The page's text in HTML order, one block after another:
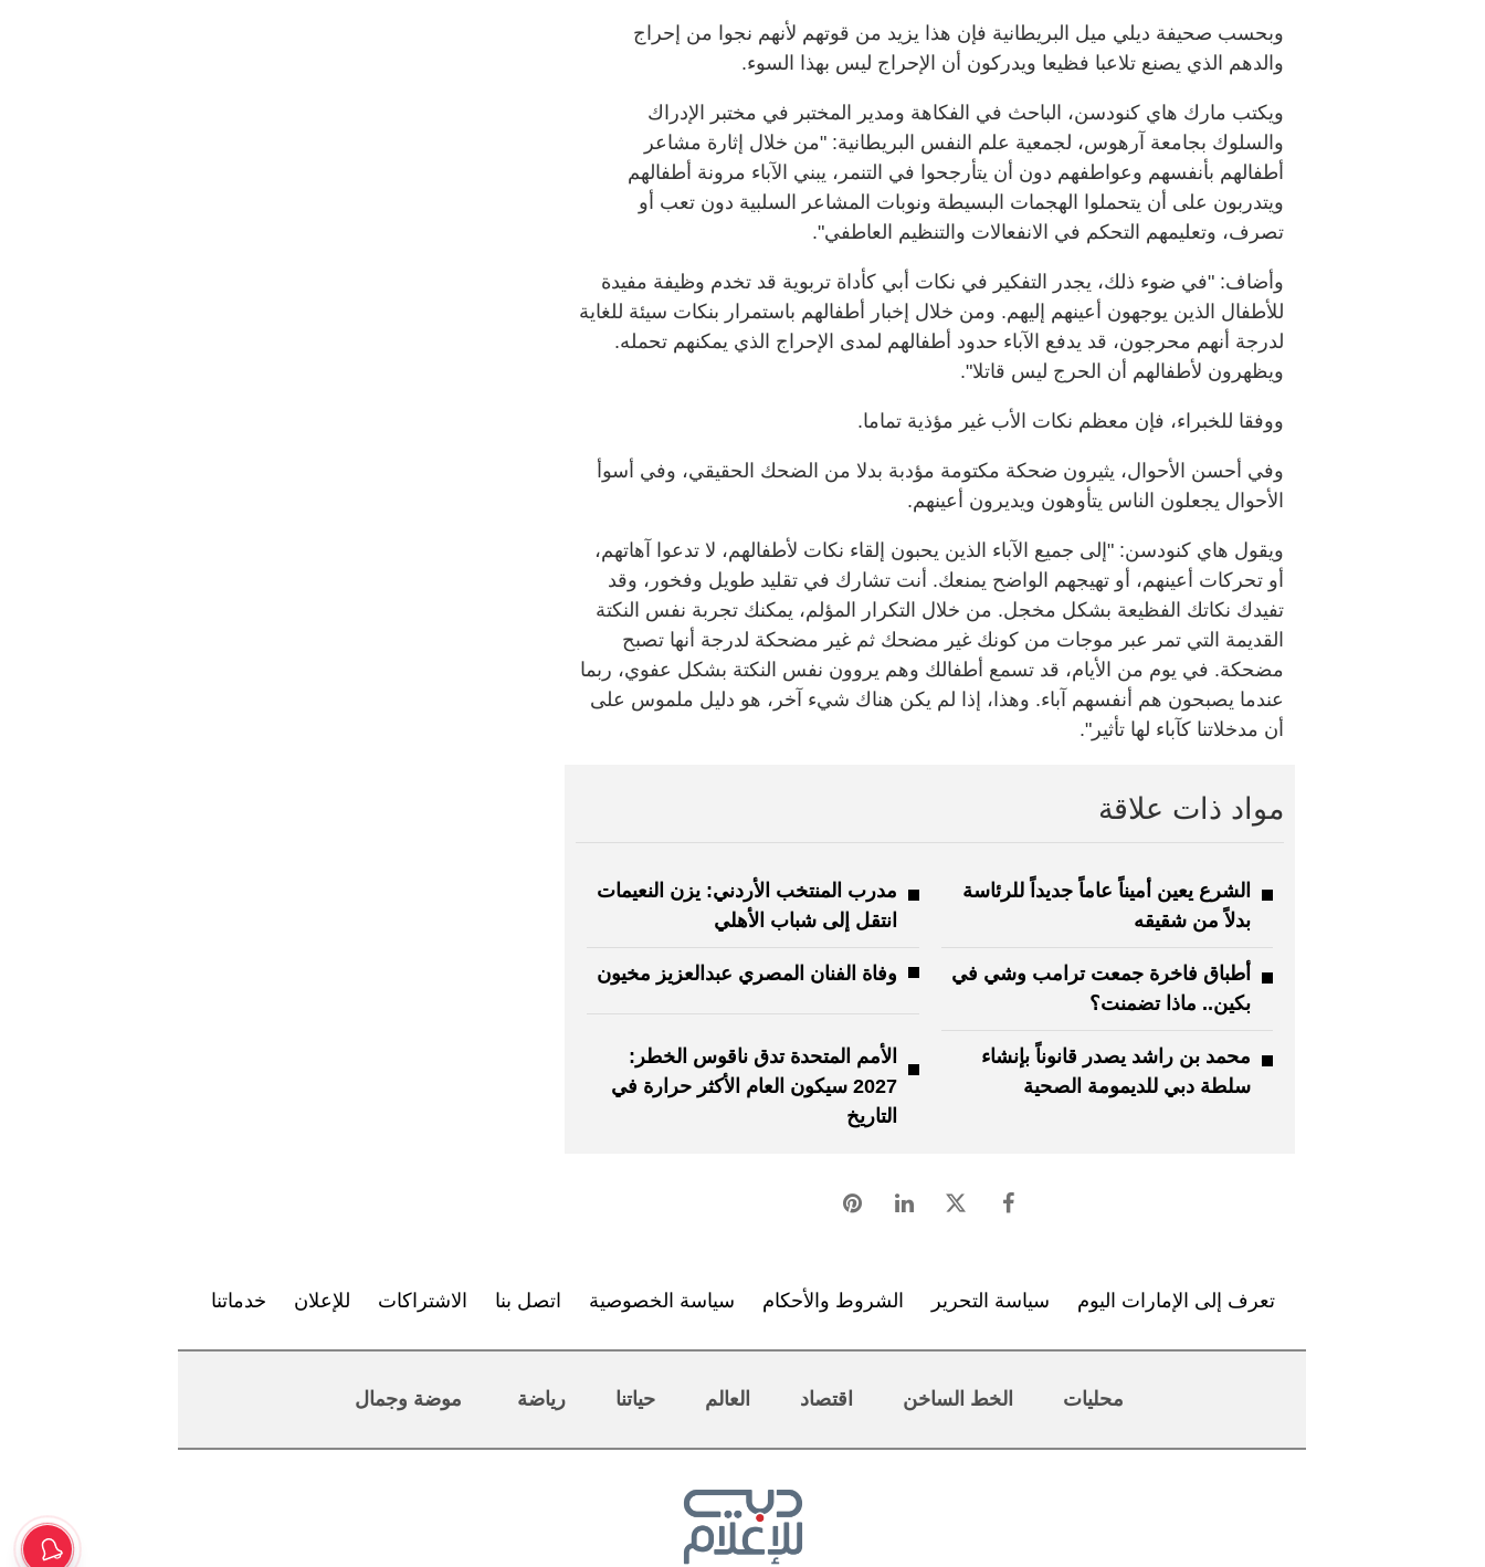
وبحسب صحيفة ديلي ميل البريطانية فإن هذا يزيد من قوتهم لأنهم نجوا من إحراج
والدهم الذي يصنع تلاعبا فظيعا ويدركون أن الإحراج ليس بهذا السوء.
ويكتب مارك هاي كنودسن، الباحث في الفكاهة ومدير المختبر في مختبر الإدراك
والسلوك بجامعة آرهوس، لجمعية علم النفس البريطانية: "من خلال إثارة مشاعر
أطفالهم بأنفسهم وعواطفهم دون أن يتأرجحوا في التنمر، يبني الآباء مرونة أطفالهم
ويتدربون على أن يتحملوا الهجمات البسيطة ونوبات المشاعر السلبية دون تعب أو
تصرف، وتعليمهم التحكم في الانفعالات والتنظيم العاطفي".
وأضاف: "في ضوء ذلك، يجدر التفكير في نكات أبي كأداة تربوية قد تخدم وظيفة مفيدة
للأطفال الذين يوجهون أعينهم إليهم. ومن خلال إخبار أطفالهم باستمرار بنكات سيئة للغاية
لدرجة أنهم محرجون، قد يدفع الآباء حدود أطفالهم لمدى الإحراج الذي يمكنهم تحمله.
ويظهرون لأطفالهم أن الحرج ليس قاتلا".
ووفقا للخبراء، فإن معظم نكات الأب غير مؤذية تماما.
وفي أحسن الأحوال، يثيرون ضحكة مكتومة مؤدبة بدلا من الضحك الحقيقي، وفي أسوأ
الأحوال يجعلون الناس يتأوهون ويديرون أعينهم.
ويقول هاي كنودسن: "إلى جميع الآباء الذين يحبون إلقاء نكات لأطفالهم، لا تدعوا آهاتهم،
أو تحركات أعينهم، أو تهيجهم الواضح يمنعك. أنت تشارك في تقليد طويل وفخور، وقد
تفيدك نكاتك الفظيعة بشكل مخجل. من خلال التكرار المؤلم، يمكنك تجربة نفس النكتة
القديمة التي تمر عبر موجات من كونك غير مضحك ثم غير مضحكة لدرجة أنها تصبح
مضحكة. في يوم من الأيام، قد تسمع أطفالك وهم يروون نفس النكتة بشكل عفوي، ربما
عندما يصبحون هم أنفسهم آباء. وهذا، إذا لم يكن هناك شيء آخر، هو دليل ملموس على
أن مدخلاتنا كآباء لها تأثير".
مواد ذات علاقة
الشرع يعين أميناً عاماً جديداً للرئاسة
بدلاً من شقيقه
مدرب المنتخب الأردني: يزن النعيمات
انتقل إلى شباب الأهلي
أطباق فاخرة جمعت ترامب وشي في
بكين.. ماذا تضمنت؟
وفاة الفنان المصري عبدالعزيز مخيون
محمد بن راشد يصدر قانوناً بإنشاء
سلطة دبي للديمومة الصحية
الأمم المتحدة تدق ناقوس الخطر:
2027 سيكون العام الأكثر حرارة في
التاريخ
تعرف إلى الإمارات اليوم سياسة التحرير الشروط والأحكام سياسة الخصوصية اتصل بنا الاشتراكات للإعلان خدماتنا
محليات الخط الساخن اقتصاد العالم حياتنا رياضة موضة وجمال